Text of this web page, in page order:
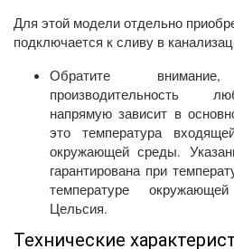
Для этой модели отдельно
подключается к сливу в
Обратите
производительность
напрямую зависит в
это температура
окружающей среды.
гарантирована при
температуре
Цельсия.
Технические